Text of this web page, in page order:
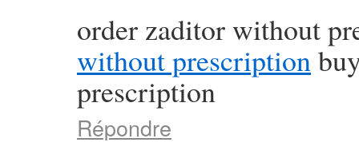
order zaditor without
without prescription
prescription
Répondre